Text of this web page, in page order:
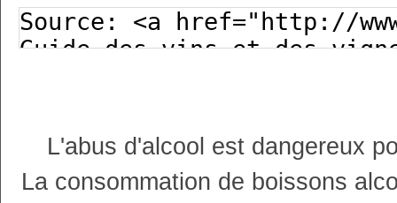
L'abus d'alcool est dangereux
La consommation de boissons